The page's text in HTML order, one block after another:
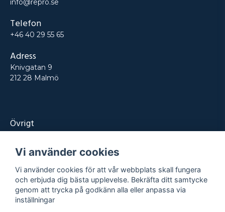
info@repro.se
Telefon
+46 40 29 55 65
Adress
Knivgatan 9
212 28 Malmö
Övrigt
Tjänster
Kontakt
Projekt
Vi använder cookies
Vi använder cookies för att vår webbplats skall fungera
och erbjuda dig bästa upplevelse. Bekräfta ditt samtycke
genom att trycka på godkänn alla eller anpassa via
inställningar